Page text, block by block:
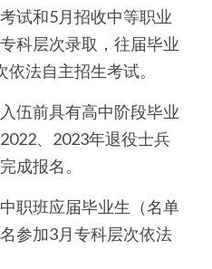
试和5月招收中等职业
科层次录取，往届毕业
法自主招生考试。
伍前具有高中阶段毕业
、2023年退役士兵
成报名。
职班应届毕业生（名单
参加3月专科层次依法